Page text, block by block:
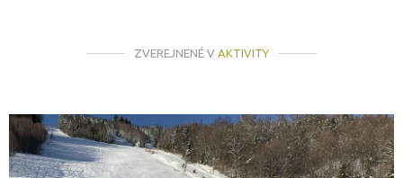
ZVEREJNENÉ V AKTIVITY